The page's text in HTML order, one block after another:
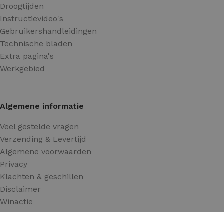
Droogtijden
Instructievideo's
Gebruikershandleidingen
Technische bladen
Extra pagina's
Werkgebied
Algemene informatie
Veel gestelde vragen
Verzending & Levertijd
Algemene voorwaarden
Privacy
Klachten & geschillen
Disclaimer
Winactie